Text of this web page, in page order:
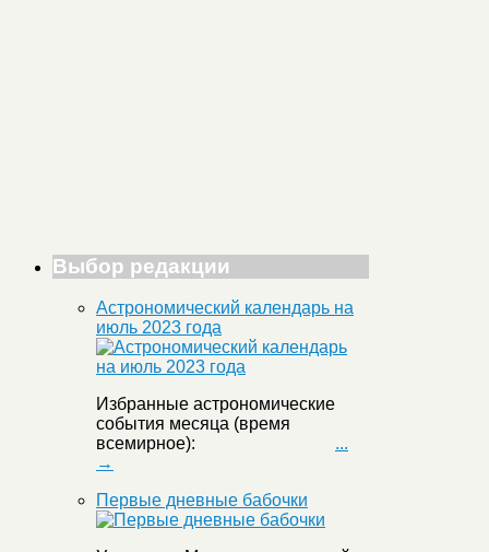
Выбор редакции
Астрономический календарь на
июль 2023 года
Избранные астрономические
события месяца (время
всемирное): ...
→
Первые дневные бабочки